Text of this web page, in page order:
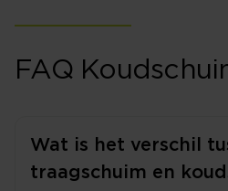
FAQ
Wat is het verschil
traagschuim en